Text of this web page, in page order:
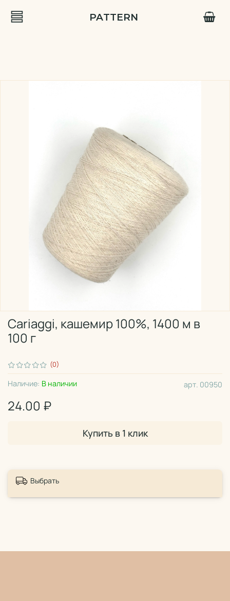
PATTERN
(0)
арт. 00950
Наличие: В наличии
Cariaggi, кашемир 100%, 1400 м в
100 г
24.00 ₽
Купить в 1 клик
Выбрать